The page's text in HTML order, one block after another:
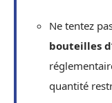
Ne tentez
bouteilles
quantité